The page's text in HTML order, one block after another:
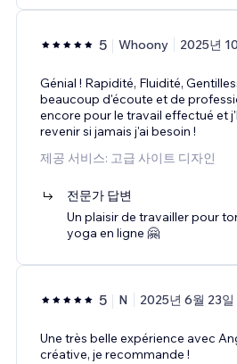
5 Whoony 2025년
Génial ! Rapidité, Fluidité,
beaucoup d'écoute et de
encore pour le travail effectué et
revenir si jamais j'ai besoin !
제공 서비스: 고급 사이트 디자인
전문가 답변
Un plaisir de travailler pour
yoga en ligne 🤗
5 N 2025년 6월 23일
Une très belle expérience avec
créative, je recommande !